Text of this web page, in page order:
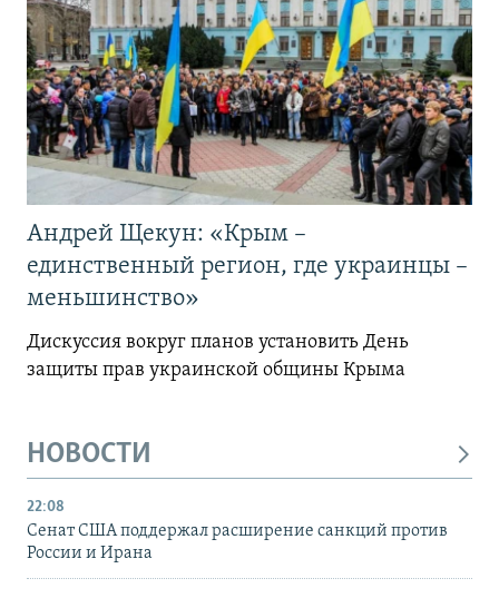
Андрей Щекун: «Крым –
единственный регион, где украинцы –
меньшинство»
Дискуссия вокруг планов установить День
защиты прав украинской общины Крыма
НОВОСТИ
22:08
Сенат США поддержал расширение санкций против
России и Ирана